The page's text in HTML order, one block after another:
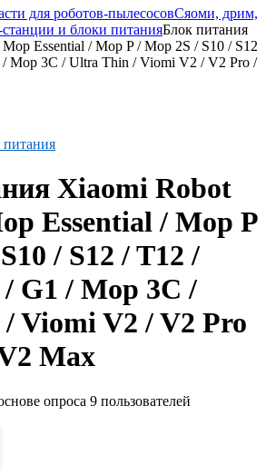
для роботов-пылесосовСяоми, дрим,
и блоки питанияБлок питания
Essential / Mop P / Mop 2S / S10 / S12
Mop 3C / Ultra Thin / Viomi V2 / V2 Pro /
Xiaomi Robot
Essential / Mop P
/ S12 / T12 /
G1 / Mop 3C /
Viomi V2 / V2 Pro
Max
опроса 9 пользователей